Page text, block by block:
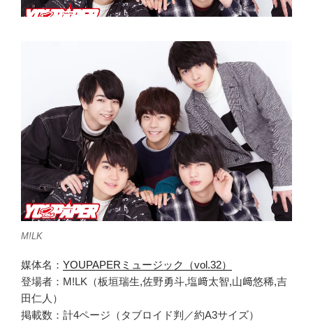
M!LK
媒体名： YOUPAPERミュージック（vol.32）
登場者：M!LK（板垣瑞生,佐野勇斗,塩﨑太智,山﨑悠稀,吉
田仁人）
掲載数：計4ページ（タブロイド判／約A3サイズ）